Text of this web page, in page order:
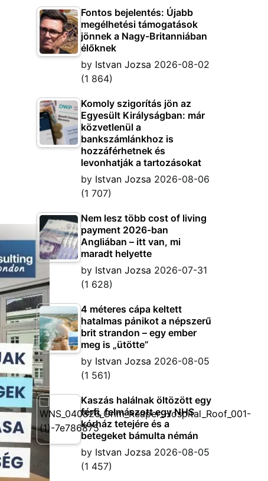
Fontos bejelentés: Újabb
megélhetési támogatások
jönnek a Nagy-Britanniában
élőknek
by Istvan Jozsa 2026-08-02
(1 864)
Komoly szigorítás jön az
Egyesült Királyságban: már
közvetlenül a
bankszámlánkhoz is
hozzáférhetnek és
levonhatják a tartozásokat
by Istvan Jozsa 2026-08-06
(1 707)
Nem lesz több cost of living
payment 2026-ban
Angliában – itt van, mi
maradt helyette
by Istvan Jozsa 2026-07-31
(1 628)
4 méteres cápa keltett
hatalmas pánikot a népszerű
brit strandon – egy ember
meg is „ütötte”
by Istvan Jozsa 2026-08-05
(1 561)
Kaszás halálnak öltözött egy
férfi, felmászott egy NHS
kórház tetejére és a
betegeket bámulta némán
by Istvan Jozsa 2026-08-05
(1 457)